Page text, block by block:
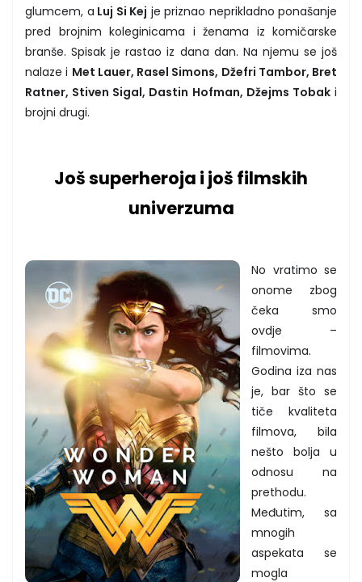
glumcem, a Luj Si Kej je priznao neprikladno ponašanje
pred brojnim koleginicama i ženama iz komičarske
branše. Spisak je rastao iz dana dan. Na njemu se još
nalaze i Met Lauer, Rasel Simons, Džefri Tambor, Bret
Ratner, Stiven Sigal, Dastin Hofman, Džejms Tobaki
brojni drugi.
Još superheroja i još filmskih
univerzuma
No vratimo se
onome zbog
čeka smo
ovdje –
filmovima.
Godina iza nas
je, bar što se
tiče kvaliteta
filmova, bila
nešto bolja u
odnosu na
prethodu.
Međutim, sa
mnogih
aspekata se
mogla